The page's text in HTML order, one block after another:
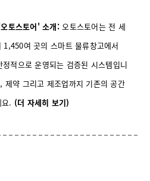
토스토어' 소개:오토스토어는 전 세
여 곳의 스마트 물류창고에서
적으로 운영되는 검증된 시스템입니
제약 그리고 제조업까지 기존의 공간
. (더 자세히 보기)